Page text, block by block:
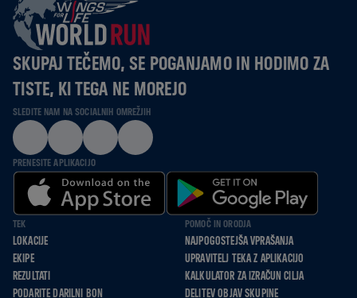
SKUPAJ TEČEMO, SE POGANJAMO IN HODIMO ZA
TISTE, KI TEGA NE MOREJO
SLEDITE NAM NA SOCIALNIH OMREŽJIH
PRENESITE APLIKACIJO
TEK
LOKACIJE
EKIPE
REZULTATI
PODARITE DARILNI BON
POMOČ IN ORODJA
NAJPOGOSTEJŠA VPRAŠANJA
UPRAVITELJ TEKA Z APLIKACIJO
KALKULATOR ZA IZRAČUN CILJA
DELITEV OBJAV SKUPINE